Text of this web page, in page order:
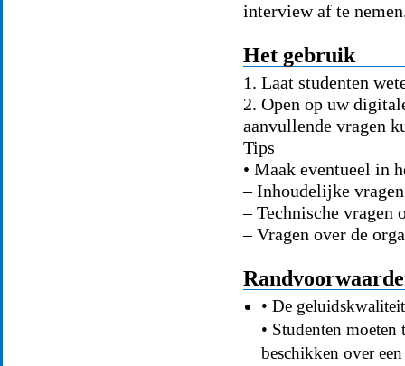
interview af te
Het gebruik
1. Laat studenten
2. Open op uw
aanvullende vragen
Tips
• Maak eventueel in
– Inhoudelijke
– Technische vragen
– Vragen over de
• De
• Studenten
beschikken over